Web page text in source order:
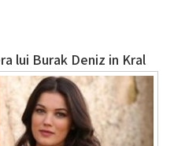
lui Burak Deniz in Kral